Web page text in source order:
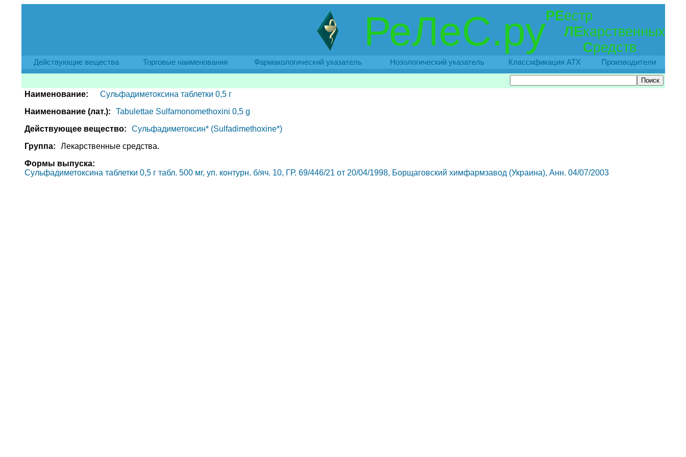
РеЛеС.руРЕестр
ЛЕкарственных
Средств
Действующие вещества Торговые наименования Фармакологический указатель Нозологический указатель Классификация АТХ Производители
Наименование:
Сульфадиметоксина таблетки 0,5 г
Наименование (лат.):
Tabulettae Sulfamonomethoxini 0,5 g
Действующее вещество:
Сульфадиметоксин* (Sulfadimethoxine*)
Группа:
Лекарственные средства.
Формы выпуска:
Сульфадиметоксина таблетки 0,5 г табл. 500 мг, уп. контурн. б/яч. 10, ГР. 69/446/21 от 20/04/1998, Борщаговский химфармзавод (Украина), Анн. 04/07/2003